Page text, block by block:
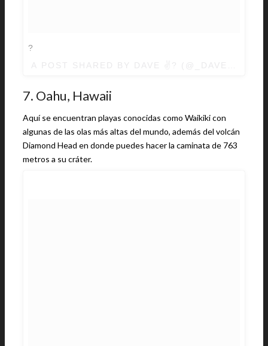
?
7. Oahu, Hawaii
Aquí se encuentran playas conocidas como Waikiki con
algunas de las olas más altas del mundo, además del volcán
Diamond Head en donde puedes hacer la caminata de 763
metros a su cráter.